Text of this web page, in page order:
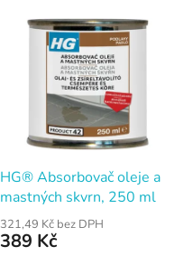
HG® Absorbovač oleje a
mastných skvrn, 250 ml
321,49 Kč bez DPH
389 Kč